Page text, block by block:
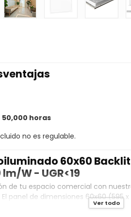
50,000 horas
no es regulable.
60x60 Backlit
W - UGR<19
de tu espacio comercial con
panel de dimensiones 60x60 (595
suspendido, ofreciendo unaVer todo